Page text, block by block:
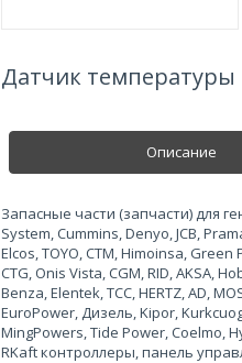
Датчик температуры
Описание
Запасные части (запчасти) для
System, Cummins, Denyo, JCB,
Elcos, TOYO, CTM, Himoinsa,
CTG, Onis Vista, CGM, RID, AKSA,
Benza, Elentek, TCC, HERTZ, AD,
EuroPower, Дизель, Kipor,
MingPowers, Tide Power, Coelmo,
RKaft контроллеры, панель